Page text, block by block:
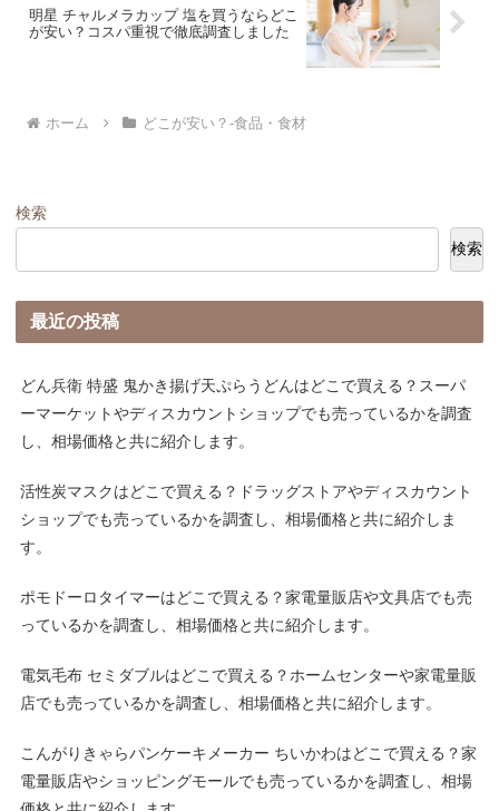
明星 チャルメラカップ 塩を買うならどこ
が安い？コスパ重視で徹底調査しました
ホーム どこが安い？-食品・食材
検索
検索
最近の投稿
どん兵衛 特盛 鬼かき揚げ天ぷらうどんはどこで買える？スーパ
ーマーケットやディスカウントショップでも売っているかを調査
し、相場価格と共に紹介します。
活性炭マスクはどこで買える？ドラッグストアやディスカウント
ショップでも売っているかを調査し、相場価格と共に紹介しま
す。
ポモドーロタイマーはどこで買える？家電量販店や文具店でも売
っているかを調査し、相場価格と共に紹介します。
電気毛布 セミダブルはどこで買える？ホームセンターや家電量販
店でも売っているかを調査し、相場価格と共に紹介します。
こんがりきゃらパンケーキメーカー ちいかわはどこで買える？家
電量販店やショッピングモールでも売っているかを調査し、相場